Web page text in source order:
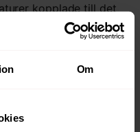
Om
kopplade till det
att Imunify360 känner
utnyttja sårbarheten.
från CloudLinux